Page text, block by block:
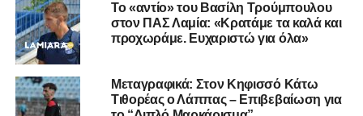
Το «αντίο» του Βασίλη Τρούμπουλου
στον ΠΑΣ Λαμία: «Κρατάμε τα καλά και
προχωράμε. Ευχαριστώ για όλα»
Μεταγραφικά: Στον Κηφισσό Κάτω
Τιθορέας ο Λάππας – Επιβεβαίωση για